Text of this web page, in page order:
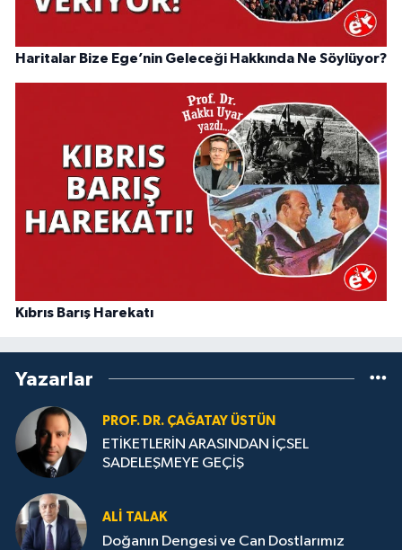
Haritalar Bize Ege’nin Geleceği Hakkında Ne Söylüyor?
Kıbrıs Barış Harekatı
Yazarlar
PROF. DR. ÇAĞATAY ÜSTÜN
ETİKETLERİN ARASINDAN İÇSEL
SADELEŞMEYE GEÇİŞ
ALI TALAK
Doğanın Dengesi ve Can Dostlarımız